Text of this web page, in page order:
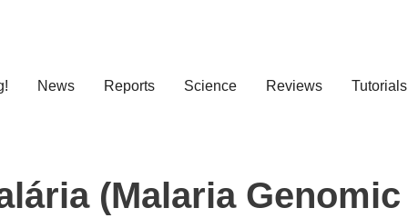
News Reports Science Reviews Tutorials
(Malaria Genomic